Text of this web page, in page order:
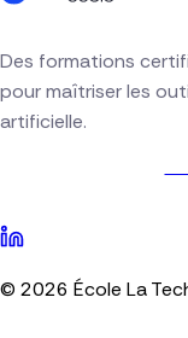
Des formations
pour maîtriser les
artificielle.
© 2026 École La